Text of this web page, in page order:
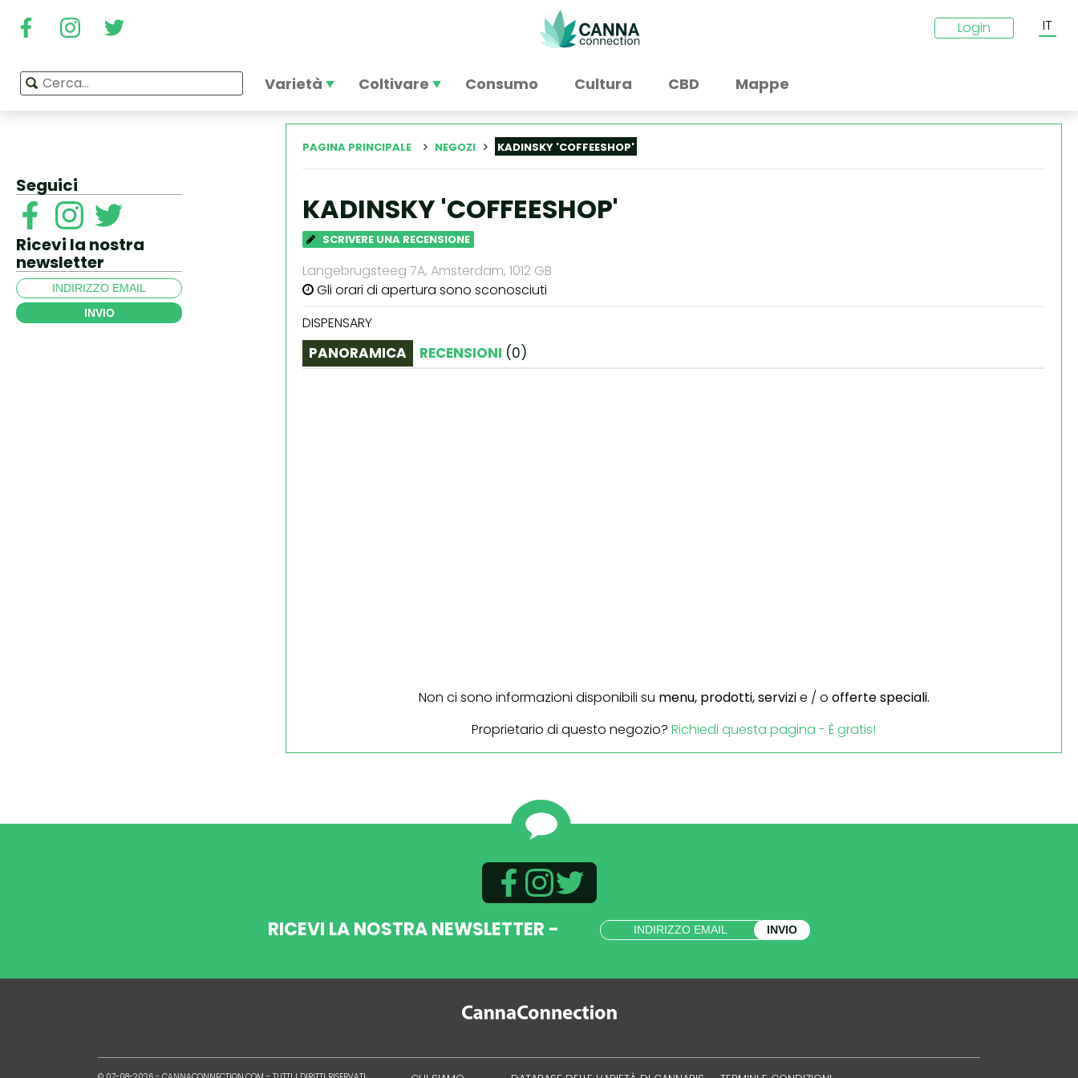
Login IT
Varietà Coltivare Consumo Cultura CBD Mappe
Seguici
Ricevi la nostra
newsletter
INVIO
PAGINA PRINCIPALE NEGOZI KADINSKY 'COFFEESHOP'
KADINSKY 'COFFEESHOP'
SCRIVERE UNA RECENSIONE
Langebrugsteeg 7A, Amsterdam, 1012 GB
Gli orari di apertura sono sconosciuti
DISPENSARY
PANORAMICA RECENSIONI (0)
Non ci sono informazioni disponibili su menu, prodotti,servizie / o offerte speciali.
Proprietario di questo negozio? Richiedi questa pagina - È gratis!
RICEVI LA NOSTRA NEWSLETTER - INVIO